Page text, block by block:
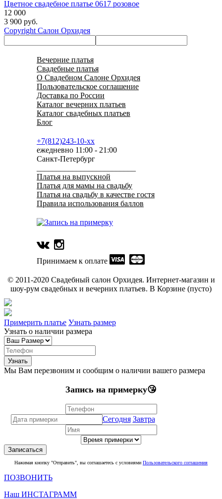
Цветное свадебное платье 0617 розовое
12 000
3 900 руб.
Copyright Салон Орхидея
Вечерние платья
Свадебные платья
О Свадебном Салоне Орхидея
Пользовательское соглашение
Доставка по России
Каталог вечерних платьев
Каталог свадебных платьев
Блог
+7(812)243-10-xx
ежедневно 11:00 - 21:00
Санкт-Петербург
Платья на выпускной
Платья для мамы на свадьбу
Платья на свадьбу в качестве гостя
Правила использования баллов
Принимаем к оплате
© 2011-2020 Свадебный салон Орхидея. Интернет-магазин и
шоу-рум свадебных и вечерних платьев. В Корзине (пусто)
Примерить платье Узнать размер
Узнать о наличии размера
Мы Вам перезвоним и сообщим о наличии вашего размера
Запись на примерку😘
Сегодня Завтра
Нажимая кнопку "Отправить", вы соглашаетесь с условиями Пользовательского соглашения
ПОЗВОНИТЬ
Наш ИНСТАГРАММ